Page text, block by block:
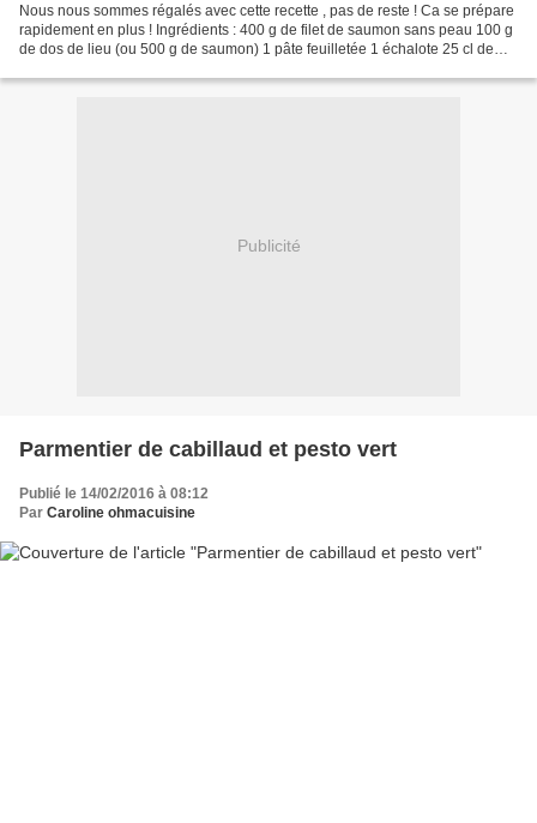
Nous nous sommes régalés avec cette recette , pas de reste ! Ca se prépare
rapidement en plus ! Ingrédients : 400 g de filet de saumon sans peau 100 g
de dos de lieu (ou 500 g de saumon) 1 pâte feuilletée 1 échalote 25 cl de
Publicité
Parmentier de cabillaud et pesto vert
Publié le 14/02/2016 à 08:12
Par Caroline ohmacuisine